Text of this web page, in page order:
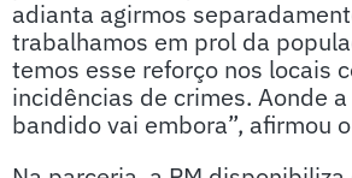
adianta agirmos
trabalhamos em prol da
temos esse reforço nos locais
incidências de crimes. Aonde
bandido vai embora”, afirmou